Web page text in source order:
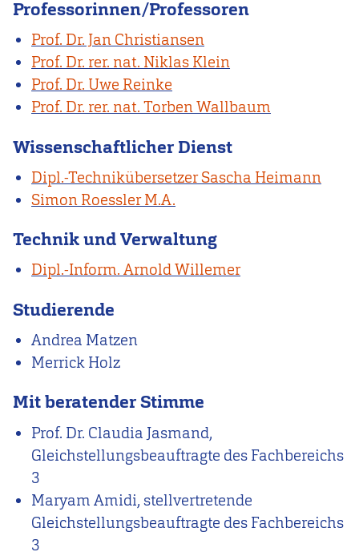
Professorinnen/Professoren
Prof. Dr. Jan Christiansen
Prof. Dr. rer. nat. Niklas Klein
Prof. Dr. Uwe Reinke
Prof. Dr. rer. nat. Torben Wallbaum
Wissenschaftlicher Dienst
Dipl.-Technikübersetzer Sascha Heimann
Simon Roessler M.A.
Technik und Verwaltung
Dipl.-Inform. Arnold Willemer
Studierende
Andrea Matzen
Merrick Holz
Mit beratender Stimme
Prof. Dr. Claudia Jasmand,
Gleichstellungsbeauftragte des Fachbereichs
3
Maryam Amidi, stellvertretende
Gleichstellungsbeauftragte des Fachbereichs
3